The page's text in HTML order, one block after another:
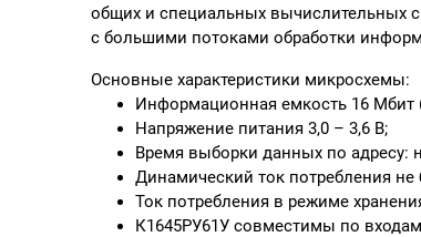
общих и специальных вычислительных
с большими потоками обработки
Основные характеристики микросхемы:
Информационная емкость 16 Мбит
Напряжение питания 3,0 – 3,6 В;
Время выборки данных по адресу:
Динамический ток потребления не
Ток потребления в режиме
К1645РУ61У совместимы по